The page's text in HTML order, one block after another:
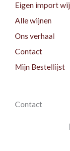
Eigen import
Alle wijnen
Ons verhaal
Contact
Mijn Bestellijst
Contact